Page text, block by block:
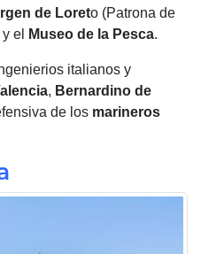
de Loreto (Patrona de
y el Museo de la Pesca.
italianos y
, Bernardino de
de los marineros